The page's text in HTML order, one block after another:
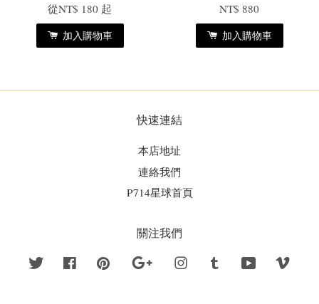
從NT$ 180 起
加入購物車
NT$ 880
加入購物車
快速連結
本店地址
連絡我們
P714星球首頁
關注我們
Twitter Facebook Pinterest Google Instagram Tumblr YouTube